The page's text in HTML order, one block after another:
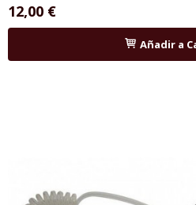
12,00 €
Añadir a